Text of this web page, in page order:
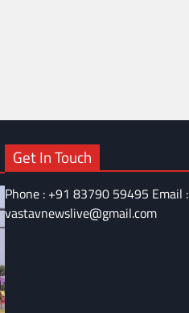
Get In Touch
Phone : +91 83790 59495 Email :
vastavnewslive@gmail.com